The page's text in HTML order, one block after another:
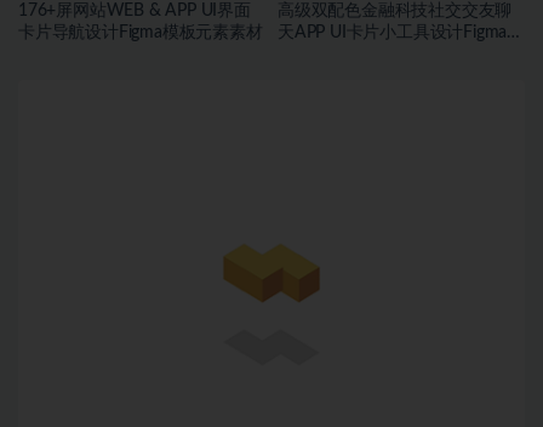
176+屏网站WEB & APP UI界面
卡片导航设计Figma模板元素素材
高级双配色金融科技社交交友聊
天APP UI卡片小工具设计Figma格